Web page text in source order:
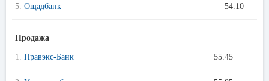
5. Ощадбанк 54.10
Продажа
1. Правэкс-Банк 55.45